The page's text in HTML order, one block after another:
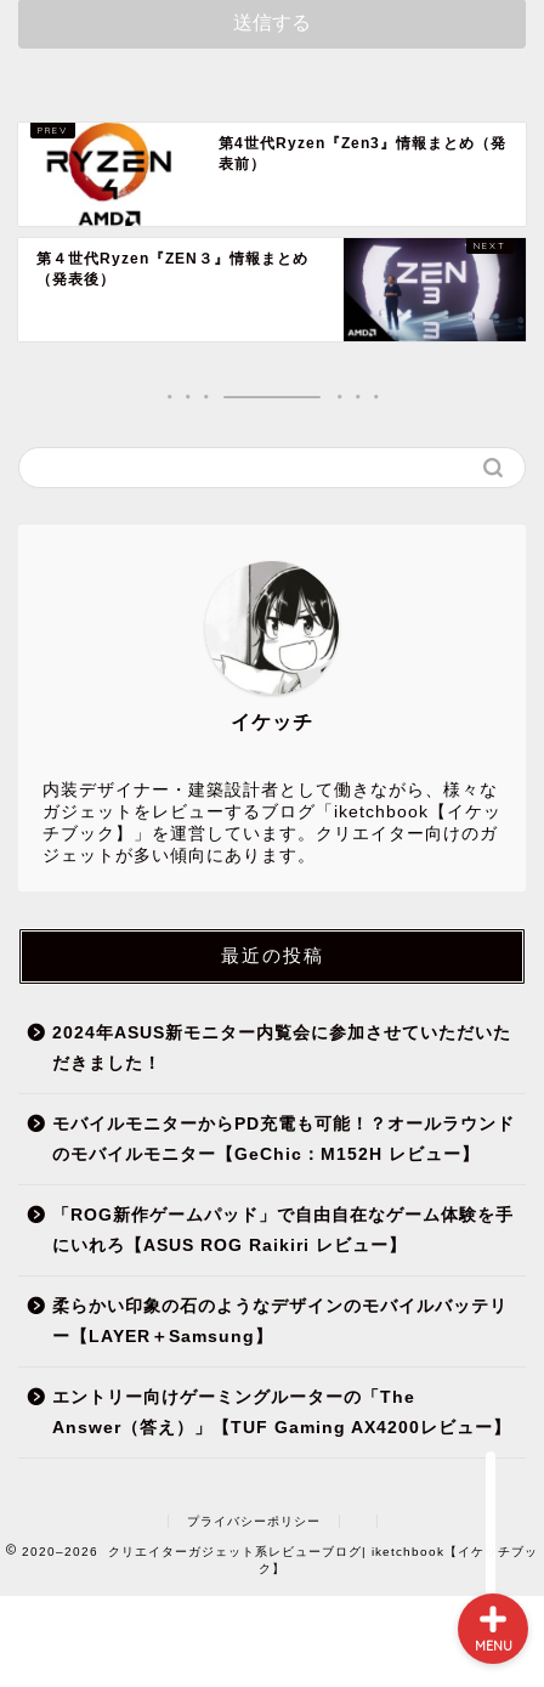
第4世代Ryzen『Zen3』情報まとめ（発
表前）
第４世代Ryzen『ZEN３』情報まとめ
（発表後）
イケッチ
内装デザイナー・建築設計者として働きながら、様々な
ガジェットをレビューするブログ「iketchbook【イケッ
チブック】」を運営しています。クリエイター向けのガ
ジェットが多い傾向にあります。
最近の投稿
2024年ASUS新モニター内覧会に参加させていただいた
だきました！
モバイルモニターからPD充電も可能！？オールラウンド
のモバイルモニター【GeChic：M152H レビュー】
「ROG新作ゲームパッド」で自由自在なゲーム体験を手
にいれろ【ASUS ROG Raikiri レビュー】
柔らかい印象の石のようなデザインのモバイルバッテリ
ー【LAYER＋Samsung】
エントリー向けゲーミングルーターの「The
Answer（答え）」【TUF Gaming AX4200レビュー】
プライバシーポリシー
2020–2026 クリエイターガジェット系レビューブログ| iketchbook【イケッチブッ
ク】
MENU
パソコン関連